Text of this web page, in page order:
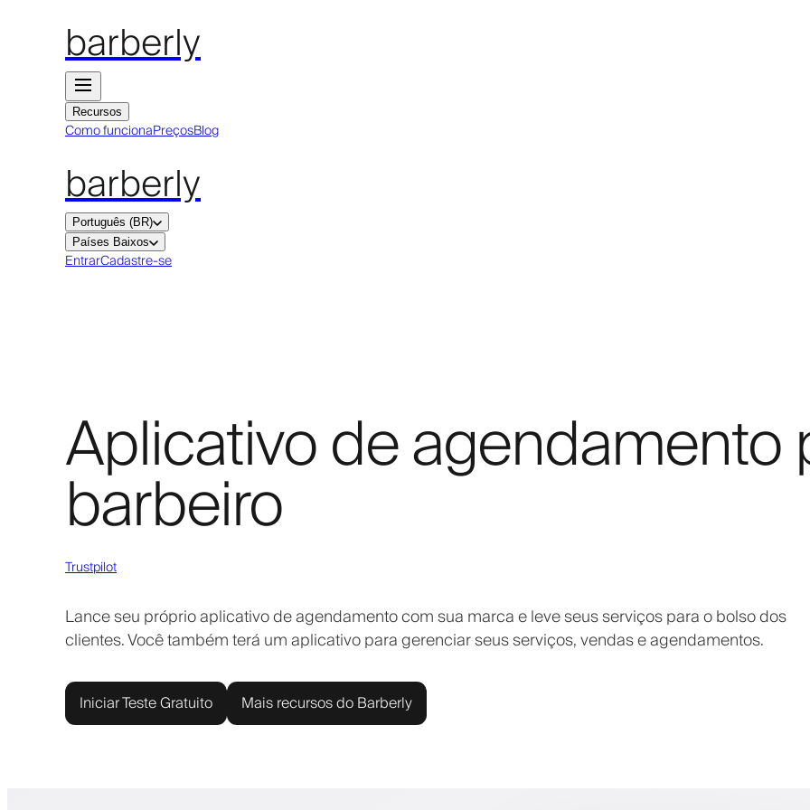
barberly
Recursos
Como funcionaPreçosBlog
barberly
Português (BR)
Países Baixos
EntrarCadastre-se
Aplicativo de agendamento
barbeiro
Trustpilot
Lance seu próprio aplicativo de agendamento com sua marca e leve seus serviços para o bolso dos
clientes. Você também terá um aplicativo para gerenciar seus serviços, vendas e agendamentos.
Iniciar Teste Gratuito Mais recursos do Barberly